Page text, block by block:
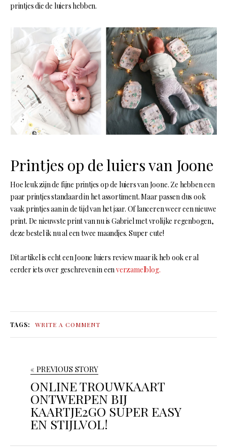
printjes die de luiers hebben.
Printjes op de luiers van Joone
Hoe leuk zijn de fijne printjes op de luiers van Joone. Ze hebben een
paar printjes standaard in het assortiment. Maar passen dus ook
vaak printjes aan in de tijd van het jaar. Of lanceren weer een nieuwe
print. De nieuwste print van nu is Gabriel met vrolijke regenbogen,
deze bestel ik nu al een twee maandjes. Super cute!
Dit artikel is echt een Joone luiers review maar ik heb ook er al
eerder iets over geschreven in eenverzamelblog.
TAGS: WRITE A COMMENT
« PREVIOUS STORY
ONLINE TROUWKAART
ONTWERPEN BIJ
KAARTJE2GO SUPER EASY
EN STIJLVOL!